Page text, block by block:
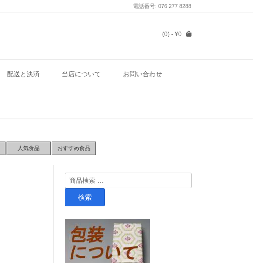
電話番号: 076 277 8288
(0) - ¥0
配送と決済 当店について お問い合わせ
人気食品 おすすめ食品
検
索
検索